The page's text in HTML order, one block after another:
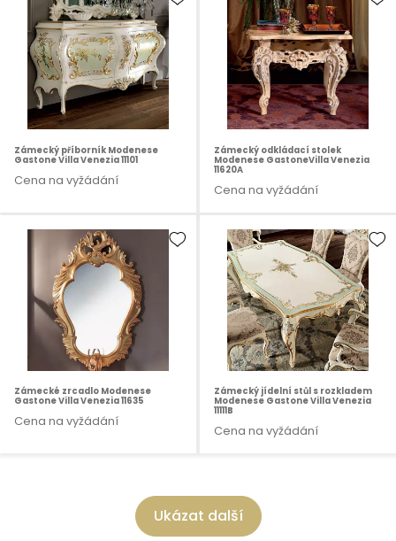
Zámecký příborník Modenese
Gastone Villa Venezia 11101
Cena na vyžádání
Zámecký odkládací stolek
Modenese GastoneVilla Venezia
11620A
Cena na vyžádání
Zámecké zrcadlo Modenese
Gastone Villa Venezia 11635
Cena na vyžádání
Zámecký jídelní stůl s rozkladem
Modenese Gastone Villa Venezia
11111B
Cena na vyžádání
Ukázat další